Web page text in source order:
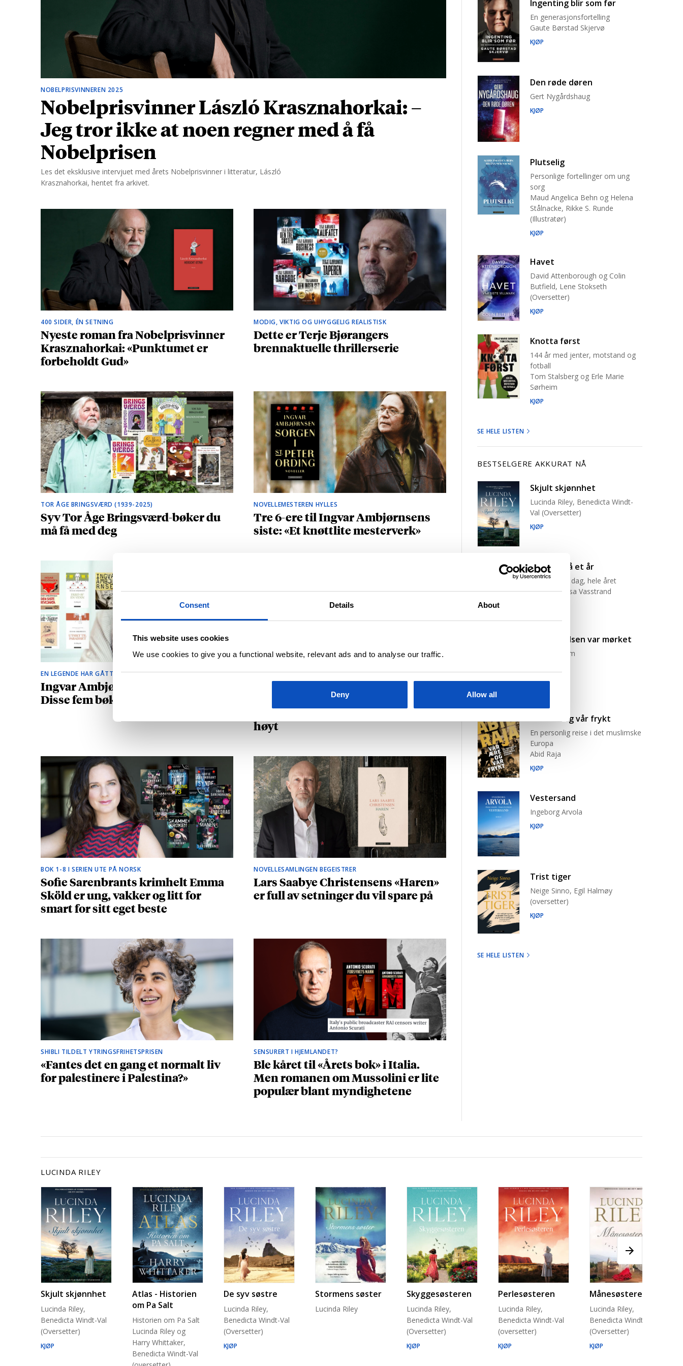
Consent Details About
This website uses cookies
We use cookies to give you a functional website, relevant ads and to analyse our traffic.
Deny Allow all
NOBELPRISVINNEREN 2025
Nobelprisvinner László Krasznahorkai: –
Jeg tror ikke at noen regner med å få
Nobelprisen
Les det eksklusive intervjuet med årets Nobelprisvinner i litteratur, László
Krasznahorkai, hentet fra arkivet.
400 SIDER, ÉN SETNING
Nyeste roman fra Nobelprisvinner
Krasznahorkai: «Punktumet er
forbeholdt Gud»
MODIG, VIKTIG OG UHYGGELIG REALISTISK
Dette er Terje Bjørangers
brennaktuelle thrillerserie
TOR ÅGE BRINGSVÆRD (1939-2025)
Syv Tor Åge Bringsværd-bøker du
må få med deg
NOVELLEMESTEREN HYLLES
Tre 6-ere til Ingvar Ambjørnsens
siste: «Et knøttlite mesterverk»
EN LEGENDE HAR GÅTT BORT
Ingvar Ambjørnsen (1956-2025):
Disse fem bøkene må du lese
BRITISK STJERNESKUDD
Kåret til en av Storbritannias beste
unge forfattere: – Fantastisk å høre
hvilke deler som fikk folk til å le
høyt
BOK 1-8 I SERIEN UTE PÅ NORSK
Sofie Sarenbrants krimhelt Emma
Sköld er ung, vakker og litt for
smart for sitt eget beste
NOVELLESAMLINGEN BEGEISTRER
Lars Saabye Christensens «Haren»
er full av setninger du vil spare på
SHIBLI TILDELT YTRINGSFRIHETSPRISEN
«Fantes det en gang et normalt liv
for palestinere i Palestina?»
SENSURERT I HJEMLANDET?
Ble kåret til «Årets bok» i Italia.
Men romanen om Mussolini er lite
populær blant myndighetene
Ingenting blir som før
En generasjonsfortelling
Gaute Børstad Skjervø
KJØP
Den røde døren
Gert Nygårdshaug
KJØP
Plutselig
Personlige fortellinger om ung
sorg
Maud Angelica Behn og Helena
Stålnacke, Rikke S. Runde
(Illustratør)
KJØP
Havet
David Attenborough og Colin
Butfield, Lene Stokseth
(Oversetter)
KJØP
Knotta først
144 år med jenter, motstand og
fotball
Tom Stalsberg og Erle Marie
Sørheim
KJØP
SE HELE LISTEN
BESTSELGERE AKKURAT NÅ
Skjult skjønnhet
Lucinda Riley, Benedicta Windt-
Val (Oversetter)
KJØP
Råsterk på et år
Én økt, hver dag, hele året
Jørgine Massa Vasstrand
I begynnelsen var mørket
Karin Fossum
Vår ære og vår frykt
En personlig reise i det muslimske
Europa
Abid Raja
KJØP
Vestersand
Ingeborg Arvola
KJØP
Trist tiger
Neige Sinno, Egil Halmøy
(oversetter)
KJØP
SE HELE LISTEN
LUCINDA RILEY
Skjult skjønnhet
Lucinda Riley,
Benedicta Windt-Val
(Oversetter)
KJØP
Atlas - Historien
om Pa Salt
Historien om Pa Salt
Lucinda Riley og
Harry Whittaker,
Benedicta Windt-Val
De syv søstre
Lucinda Riley,
Benedicta Windt-Val
(Oversetter)
KJØP
Stormens søster
Lucinda Riley
Skyggesøsteren
Lucinda Riley,
Benedicta Windt-Val
(Oversetter)
KJØP
Perlesøsteren
Lucinda Riley,
Benedicta Windt-Val
(oversetter)
KJØP
Månesøsteren
Lucinda Riley,
Benedicta Windt-Val
(Oversetter)
KJØP